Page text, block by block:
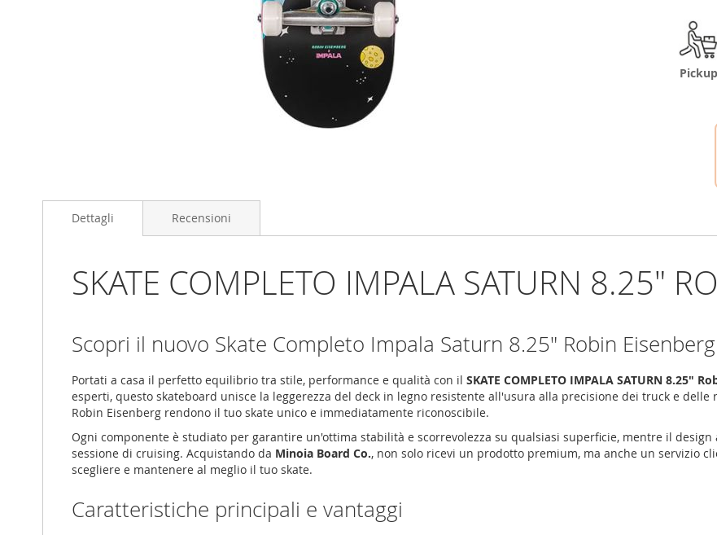
Pickup
the
beginning
gallery
Dettagli
SKATE COMPLETO IMPALA SATURN 8.25"
Scopri il nuovo Skate Completo Impala Saturn 8.25" Robin Eisenberg
Portati a casa il perfetto equilibrio tra stile, performance e qualità con il SKATE COMPLETO IMPALA SATURN 8.25"
esperti, questo skateboard unisce la leggerezza del deck in legno resistente all'usura alla precisione dei truck e
Robin Eisenberg rendono il tuo skate unico e immediatamente riconoscibile.
Ogni componente è studiato per garantire un'ottima stabilità e scorrevolezza su qualsiasi superficie, mentre il
sessione di cruising. Acquistando da Minoia Board Co., non solo ricevi un prodotto premium, ma anche un servizio
scegliere e mantenere al meglio il tuo skate.
Caratteristiche principali e vantaggi
Recensioni